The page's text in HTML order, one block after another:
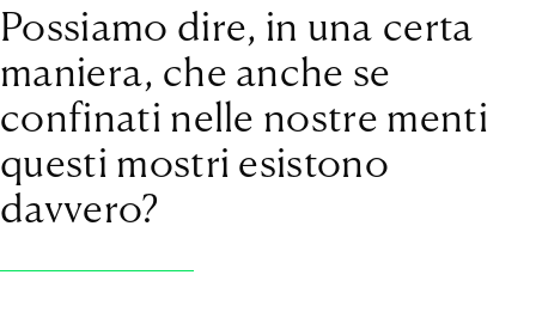
Possiamo dire, in una certa
maniera, che anche se
confinati nelle nostre menti
questi mostri esistono
davvero?